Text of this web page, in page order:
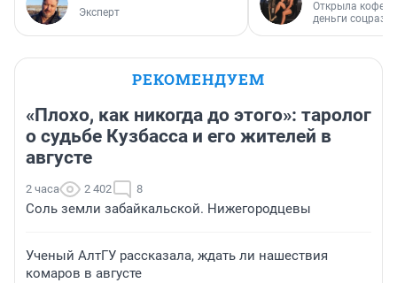
Эксперт
Открыла
деньги
РЕКОМЕНДУЕМ
«Плохо, как никогда до этого»: таролог
о судьбе Кузбасса и его жителей в
августе
2 часа 2 402 8
Соль земли забайкальской. Нижегородцевы
Ученый АлтГУ рассказала, ждать ли нашествия
комаров в августе